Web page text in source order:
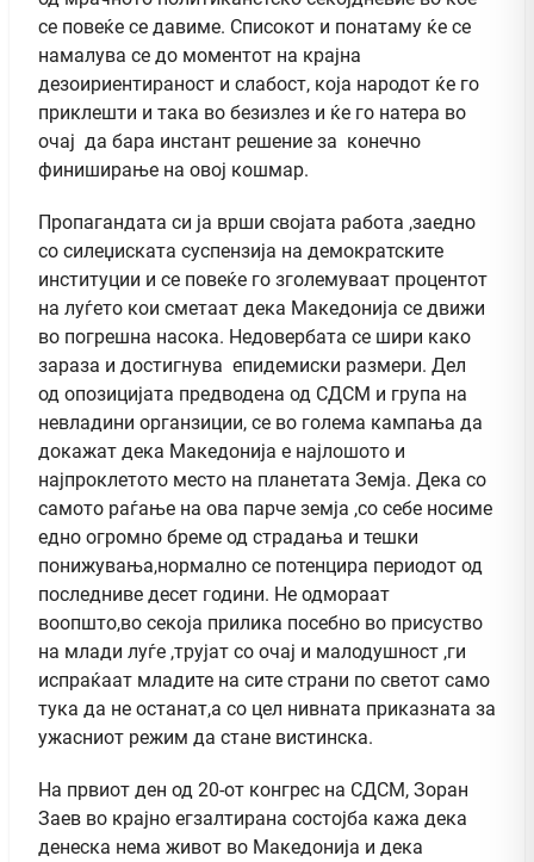
се повеќе се давиме. Списокот и понатаму ќе се
намалува се до моментот на крајна
дезоириентираност и слабост, која народот ќе го
приклешти и така во безизлез и ќе го натера во
очај да бара инстант решение за конечно
финиширање на овој кошмар.
Пропагандата си ја врши својата работа ,заедно
со силеџиската суспензија на демократските
институции и се повеќе го зголемуваат процентот
на луѓето кои сметаат дека Македонија се движи
во погрешна насока. Недовербата се шири како
зараза и достигнува епидемиски размери. Дел
од опозицијата предводена од СДСМ и група на
невладини органзиции, се во голема кампања да
докажат дека Македонија е најлошото и
најпроклетото место на планетата Земја. Дека со
самото раѓање на ова парче земја ,со себе носиме
едно огромно бреме од страдања и тешки
понижувања,нормално се потенцира периодот од
последниве десет години. Не одмораат
воопшто,во секоја прилика посебно во присуство
на млади луѓе ,трујат со очај и малодушност ,ги
испраќаат младите на сите страни по светот само
тука да не останат,а со цел нивната приказната за
ужасниот режим да стане вистинска.
На првиот ден од 20-от конгрес на СДСМ, Зоран
Заев во крајно егзалтирана состојба кажа дека
денеска нема живот во Македонија и дека